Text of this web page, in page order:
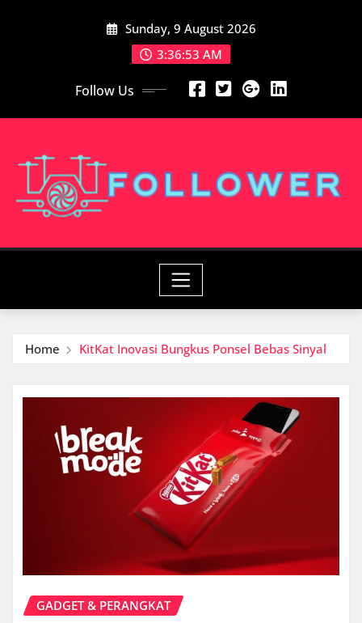
Sunday, 9 August 2026
3:36:54 AM
Follow Us
Home KitKat Inovasi Bungkus Ponsel Bebas Sinyal
GADGET & PERANGKAT